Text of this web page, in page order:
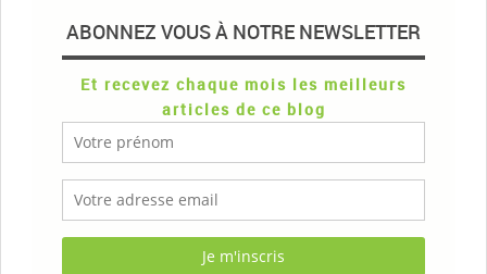
ABONNEZ VOUS À NOTRE NEWSLETTER
Et recevez chaque mois les meilleurs
articles de ce blog